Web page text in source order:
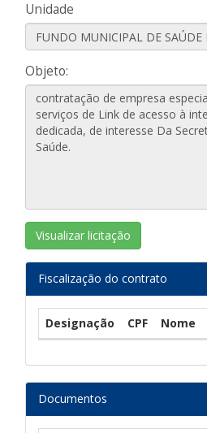
Unidade
Objeto:
Visualizar licitação
Fiscalização do contrato
Designação CPF Nome
Documentos